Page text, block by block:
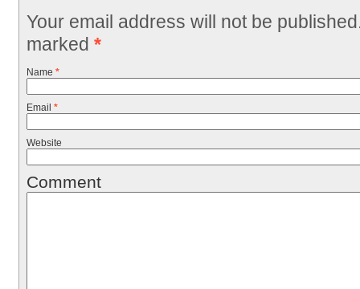
Your email address will not be
marked *
Name *
Email *
Website
Comment